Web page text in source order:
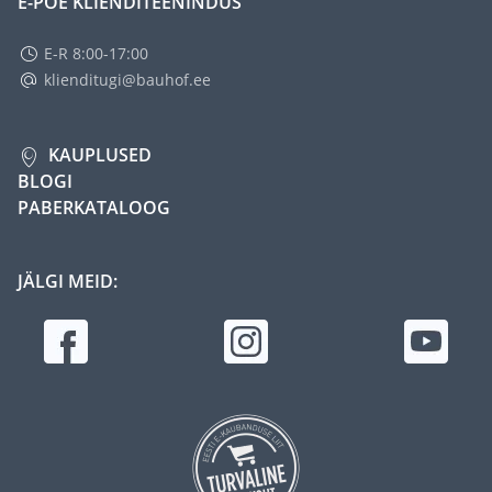
E-R 8:00-17:00
klienditugi@bauhof.ee
KAUPLUSED
BLOGI
PABERKATALOOG
JÄLGI MEID: